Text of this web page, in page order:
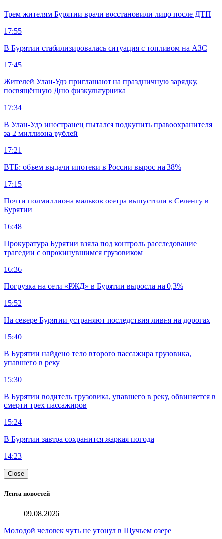
Трем жителям Бурятии врачи восстановили лицо после ДТП
17:55
В Бурятии стабилизировалась ситуация с топливом на АЗС
17:45
Жителей Улан-Удэ приглашают на праздничную зарядку,
посвящённую Дню физкультурника
17:34
В Улан-Удэ иностранец пытался подкупить правоохранителя
за 2 миллиона рублей
17:21
ВТБ: объем выдачи ипотеки в России вырос на 38%
17:15
Почти полмиллиона мальков осетра выпустили в Селенгу в
Бурятии
16:48
Прокуратура Бурятии взяла под контроль расследование
трагедии с опрокинувшимся грузовиком
16:36
Погрузка на сети «РЖД» в Бурятии выросла на 0,3%
15:52
На севере Бурятии устраняют последствия ливня на дорогах
15:40
В Бурятии найдено тело второго пассажира грузовика,
упавшего в реку
15:30
В Бурятии водитель грузовика, упавшего в реку, обвиняется в
смерти трех пассажиров
15:24
В Бурятии завтра сохранится жаркая погода
14:23
Close
Лента новостей
09.08.2026
Молодой человек чуть не утонул в Щучьем озере